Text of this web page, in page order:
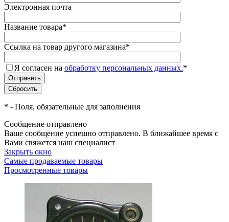
Электронная почта
Название товара*
Ссылка на товар другого магазина*
Я согласен на обработку персональных данных.*
* - Поля, обязательные для заполнения
Сообщение отправлено
Ваше сообщение успешно отправлено. В ближайшее время с
Вами свяжется наш специалист
Закрыть окно
Самые продаваемые товары
Просмотренные товары